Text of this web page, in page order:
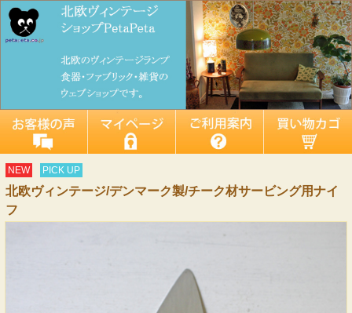
NEW PICK UP
北欧ヴィンテージ/デンマーク製/チーク材サービング用ナイ
フ